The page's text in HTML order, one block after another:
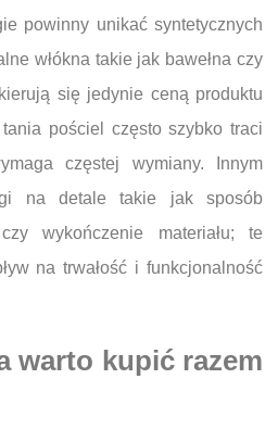
powinny unikać syntetycznych
włókna takie jak bawełna czy
się jedynie ceną produktu
pościel często szybko traci
częstej wymiany. Innym
na detale takie jak sposób
wykończenie materiału; te
na trwałość i funkcjonalność
warto kupić razem